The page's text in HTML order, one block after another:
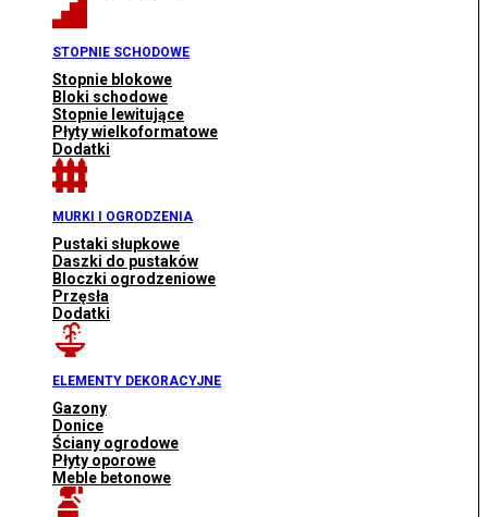
STOPNIE SCHODOWE
Stopnie blokowe
Bloki schodowe
Stopnie lewitujące
Płyty wielkoformatowe
Dodatki
MURKI I OGRODZENIA
Pustaki słupkowe
Daszki do pustaków
Bloczki ogrodzeniowe
Przęsła
Dodatki
ELEMENTY DEKORACYJNE
Gazony
Donice
Ściany ogrodowe
Płyty oporowe
Meble betonowe